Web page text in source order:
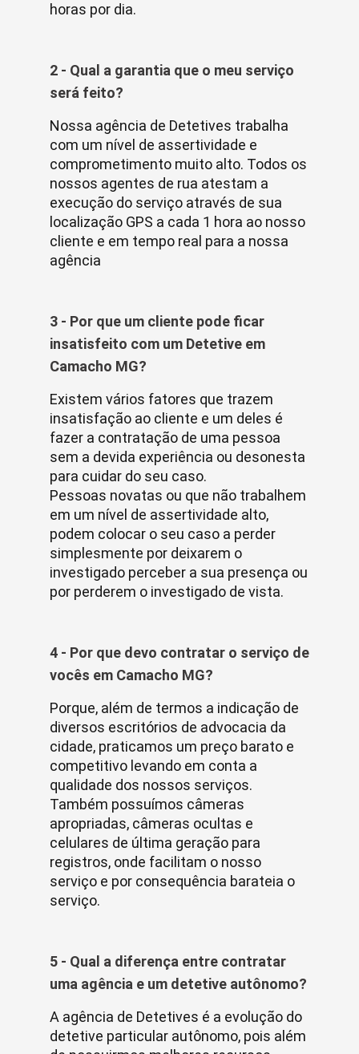
horas por dia.
2 - Qual a garantia que o meu serviço
será feito?
Nossa agência de Detetives trabalha
com um nível de assertividade e
comprometimento muito alto. Todos os
nossos agentes de rua atestam a
execução do serviço através de sua
localização GPS a cada 1 hora ao nosso
cliente e em tempo real para a nossa
agência
3 - Por que um cliente pode ficar
insatisfeito com um Detetive em
Camacho MG?
Existem vários fatores que trazem
insatisfação ao cliente e um deles é
fazer a contratação de uma pessoa
sem a devida experiência ou desonesta
para cuidar do seu caso.
Pessoas novatas ou que não trabalhem
em um nível de assertividade alto,
podem colocar o seu caso a perder
simplesmente por deixarem o
investigado perceber a sua presença ou
por perderem o investigado de vista.
4 - Por que devo contratar o serviço de
vocês em Camacho MG?
Porque, além de termos a indicação de
diversos escritórios de advocacia da
cidade, praticamos um preço barato e
competitivo levando em conta a
qualidade dos nossos serviços.
Também possuímos câmeras
apropriadas, câmeras ocultas e
celulares de última geração para
registros, onde facilitam o nosso
serviço e por consequência barateia o
serviço.
5 - Qual a diferença entre contratar
uma agência e um detetive autônomo?
A agência de Detetives é a evolução do
detetive particular autônomo, pois além